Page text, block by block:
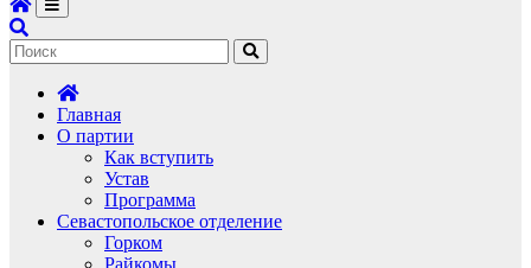
Главная
О партии
Как вступить
Устав
Программа
Севастопольское отделение
Горком
Райкомы